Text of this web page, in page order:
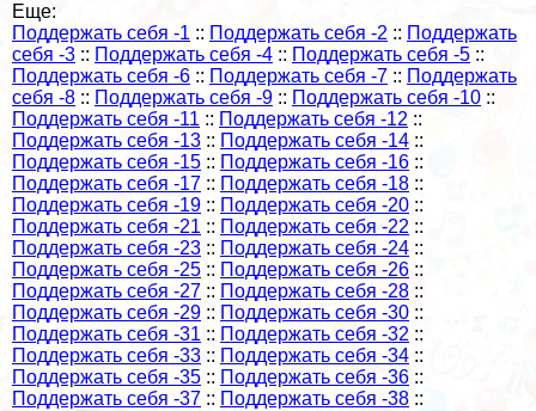
Еще:
Поддержать себя -1 :: Поддержать себя -2 :: Поддержать
себя -3 :: Поддержать себя -4 :: Поддержать себя -5 ::
Поддержать себя -6 :: Поддержать себя -7 :: Поддержать
себя -8 :: Поддержать себя -9 :: Поддержать себя -10 ::
Поддержать себя -11 :: Поддержать себя -12 ::
Поддержать себя -13 :: Поддержать себя -14 ::
Поддержать себя -15 :: Поддержать себя -16 ::
Поддержать себя -17 :: Поддержать себя -18 ::
Поддержать себя -19 :: Поддержать себя -20 ::
Поддержать себя -21 :: Поддержать себя -22 ::
Поддержать себя -23 :: Поддержать себя -24 ::
Поддержать себя -25 :: Поддержать себя -26 ::
Поддержать себя -27 :: Поддержать себя -28 ::
Поддержать себя -29 :: Поддержать себя -30 ::
Поддержать себя -31 :: Поддержать себя -32 ::
Поддержать себя -33 :: Поддержать себя -34 ::
Поддержать себя -35 :: Поддержать себя -36 ::
Поддержать себя -37 :: Поддержать себя -38 ::